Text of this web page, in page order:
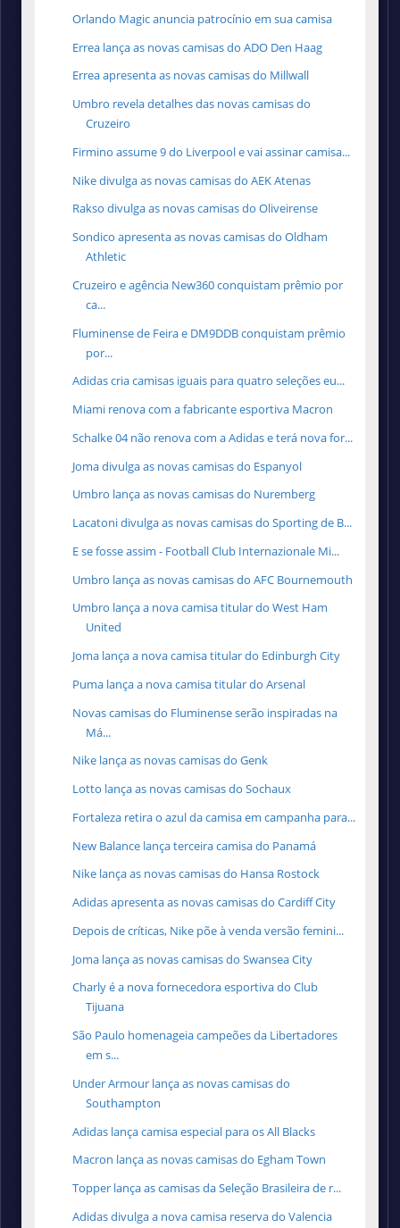
Orlando Magic anuncia patrocínio em sua camisa
Errea lança as novas camisas do ADO Den Haag
Errea apresenta as novas camisas do Millwall
Umbro revela detalhes das novas camisas do
Cruzeiro
Firmino assume 9 do Liverpool e vai assinar camisa...
Nike divulga as novas camisas do AEK Atenas
Rakso divulga as novas camisas do Oliveirense
Sondico apresenta as novas camisas do Oldham
Athletic
Cruzeiro e agência New360 conquistam prêmio por
ca...
Fluminense de Feira e DM9DDB conquistam prêmio
por...
Adidas cria camisas iguais para quatro seleções eu...
Miami renova com a fabricante esportiva Macron
Schalke 04 não renova com a Adidas e terá nova for...
Joma divulga as novas camisas do Espanyol
Umbro lança as novas camisas do Nuremberg
Lacatoni divulga as novas camisas do Sporting de B...
E se fosse assim - Football Club Internazionale Mi...
Umbro lança as novas camisas do AFC Bournemouth
Umbro lança a nova camisa titular do West Ham
United
Joma lança a nova camisa titular do Edinburgh City
Puma lança a nova camisa titular do Arsenal
Novas camisas do Fluminense serão inspiradas na
Má...
Nike lança as novas camisas do Genk
Lotto lança as novas camisas do Sochaux
Fortaleza retira o azul da camisa em campanha para...
New Balance lança terceira camisa do Panamá
Nike lança as novas camisas do Hansa Rostock
Adidas apresenta as novas camisas do Cardiff City
Depois de críticas, Nike põe à venda versão femini...
Joma lança as novas camisas do Swansea City
Charly é a nova fornecedora esportiva do Club
Tijuana
São Paulo homenageia campeões da Libertadores
em s...
Under Armour lança as novas camisas do
Southampton
Adidas lança camisa especial para os All Blacks
Macron lança as novas camisas do Egham Town
Topper lança as camisas da Seleção Brasileira de r...
Adidas divulga a nova camisa reserva do Valencia